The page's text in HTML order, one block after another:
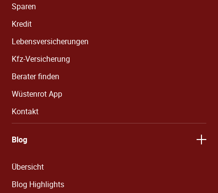
Sparen
Kredit
Lebensversicherungen
Kfz-Versicherung
Berater finden
Wüstenrot App
Kontakt
Blog
Übersicht
Blog Highlights